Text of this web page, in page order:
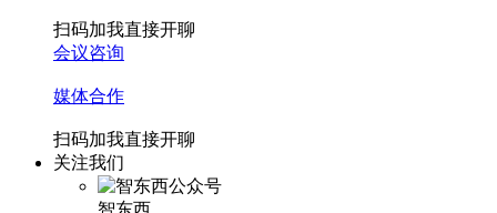
扫码加我直接开聊
会议咨询
媒体合作
扫码加我直接开聊
关注我们
智东西